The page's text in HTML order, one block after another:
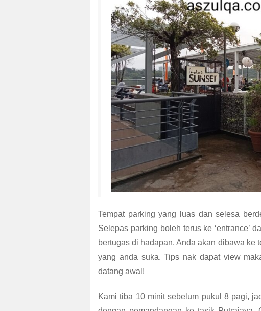
Tempat parking yang luas dan selesa
Selepas parking boleh terus ke ‘entrance’
bertugas di hadapan. Anda akan dibawa ke
yang anda suka. Tips nak dapat view
datang awal!
Kami tiba 10 minit sebelum pukul 8 pagi,